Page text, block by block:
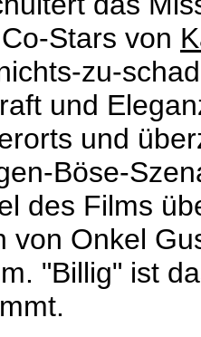
Stars von
zu-
und
und
Böse-
des Films
von Onkel
"Billig" ist